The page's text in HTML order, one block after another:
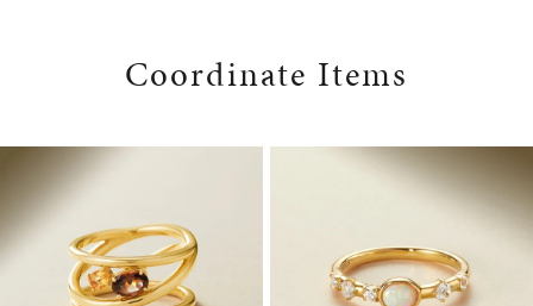
Coordinate Items